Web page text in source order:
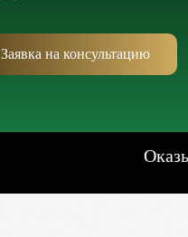
Заявка на консультацию